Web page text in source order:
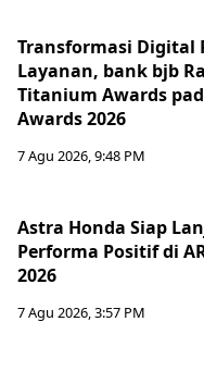
Transformasi Digital
Layanan, bank bjb
Titanium Awards
Awards 2026
7 Agu 2026, 9:48 PM
Astra Honda Siap
Performa Positif di
2026
7 Agu 2026, 3:57 PM